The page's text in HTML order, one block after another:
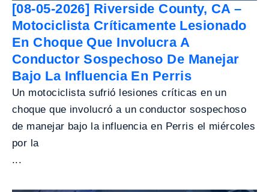
[08-05-2026] Riverside County, CA –
Motociclista Críticamente Lesionado
En Choque Que Involucra A
Conductor Sospechoso De Manejar
Bajo La Influencia En Perris
Un motociclista sufrió lesiones críticas en un
choque que involucró a un conductor sospechoso
de manejar bajo la influencia en Perris el miércoles
por la
...